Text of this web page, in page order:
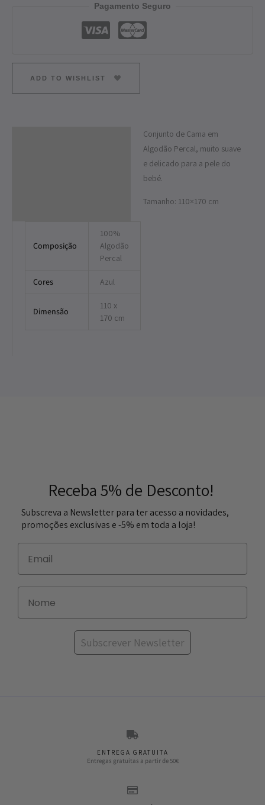
Pagamento Seguro
ADD TO WISHLIST
Conjunto de Cama em
Algodão Percal, muito suave
e delicado para a pele do
bebé.
Tamanho: 110×170 cm
Composição
100%
Algodão
Percal
Cores Azul
Dimensão
110 x
170 cm
Receba 5% de Desconto!
Subscreva a Newsletter para ter acesso a novidades,
promoções exclusivas e -5% em toda a loja!
Subscrever Newsletter
ENTREGA GRATUITA
Entregas gratuitas a partir de 50€